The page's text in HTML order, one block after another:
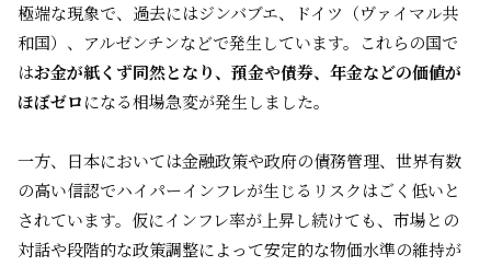
極端な現象で、過去にはジンバブエ、ドイツ（ヴァイマル共
和国）、アルゼンチンなどで発生しています。これらの国で
はお金が紙くず同然となり、預金や債券、年金などの価値が
ほぼゼロになる相場急変が発生しました。
一方、日本においては金融政策や政府の債務管理、世界有数
の高い信認でハイパーインフレが生じるリスクはごく低いと
されています。仮にインフレ率が上昇し続けても、市場との
対話や段階的な政策調整によって安定的な物価水準の維持が